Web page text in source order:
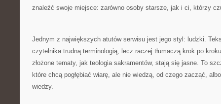
znaleźć swoje miejsce: zarówno osoby starsze, jak i ci, którzy
Jednym z największych atutów serwisu jest jego styl: ludzki.
czytelnika trudną terminologią, lecz raczej tłumaczą krok po
złożone tematy, jak teologia sakramentów, stają się jasne. To
które chcą pogłębiać wiarę, ale nie wiedzą, od czego zacząć,
wiedzy.